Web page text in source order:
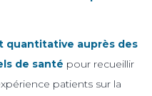
quantitative auprès des
de santé pour recueillir
patients sur la